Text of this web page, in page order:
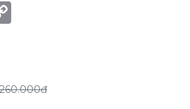
260.000đ